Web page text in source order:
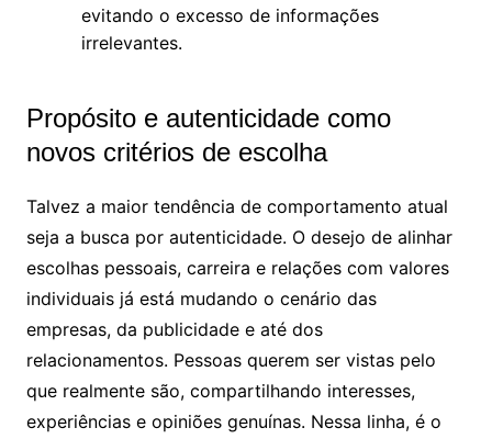
evitando o excesso de informações
irrelevantes.
Propósito e autenticidade como
novos critérios de escolha
Talvez a maior tendência de comportamento atual
seja a busca por autenticidade. O desejo de alinhar
escolhas pessoais, carreira e relações com valores
individuais já está mudando o cenário das
empresas, da publicidade e até dos
relacionamentos. Pessoas querem ser vistas pelo
que realmente são, compartilhando interesses,
experiências e opiniões genuínas. Nessa linha, é o